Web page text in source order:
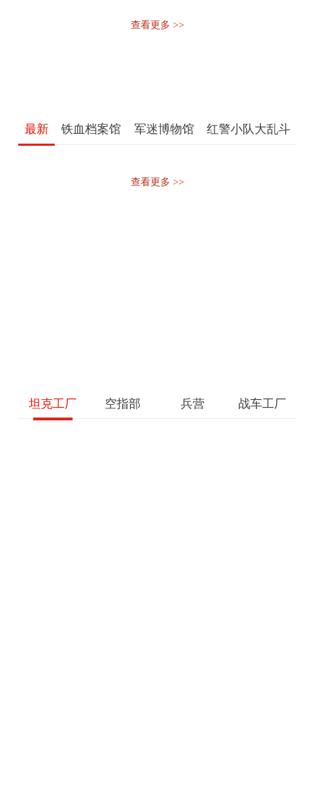
查看更多 >>
最新 铁血档案馆 军迷博物馆 红警小队大乱斗
查看更多 >>
坦克工厂 空指部 兵营 战车工厂